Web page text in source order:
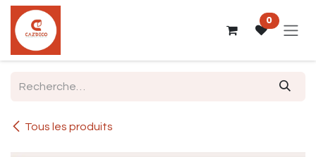
Se rendre au contenu
0
Tous les produits